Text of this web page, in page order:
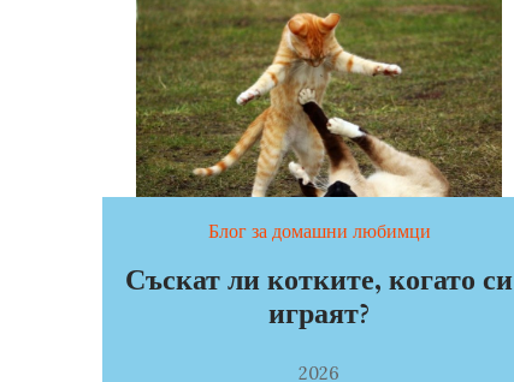
Блог за домашни любимци
Съскат ли котките, когато си
играят?
2026